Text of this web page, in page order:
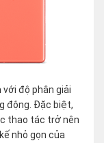
với độ phân giải
động. Đặc biệt,
thao tác trở nên
nhỏ gọn của